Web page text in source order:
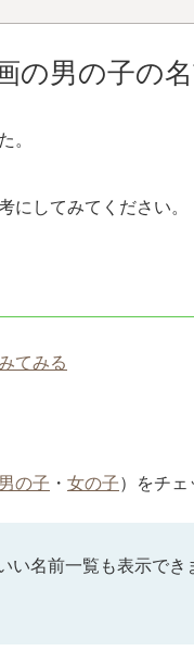
の男の子の
。
にしてみてください。
てみる
男の子 ・ 女の子）をチェ
い名前一覧も表示でき